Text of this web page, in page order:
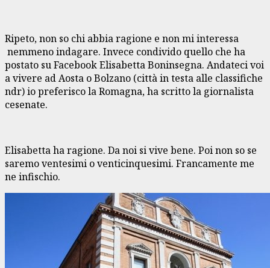
Ripeto, non so chi abbia ragione e non mi interessa
nemmeno indagare. Invece condivido quello che ha
postato su Facebook Elisabetta Boninsegna. Andateci voi
a vivere ad Aosta o Bolzano (città in testa alle classifiche
ndr) io preferisco la Romagna, ha scritto la giornalista
cesenate.
Elisabetta ha ragione. Da noi si vive bene. Poi non so se
saremo ventesimi o venticinquesimi. Francamente me
ne infischio.